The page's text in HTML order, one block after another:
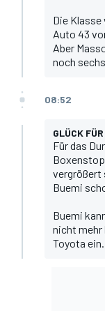
Die
Auto 43
Aber
noch
08:52
GLÜCK
Für das
vergrößert
Buemi
Buemi
nicht mehr
Toyota ein.